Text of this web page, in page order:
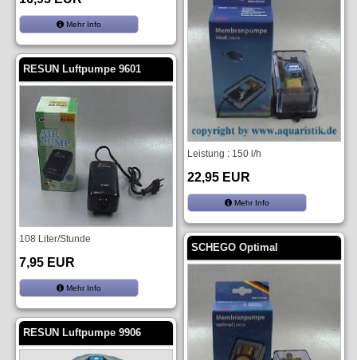
Mehr Info
RESUN Luftpumpe 9601
108 Liter/Stunde
7,95 EUR
Mehr Info
RESUN Luftpumpe 9906
Leistung : 150 l/h
22,95 EUR
Mehr Info
SCHEGO Optimal